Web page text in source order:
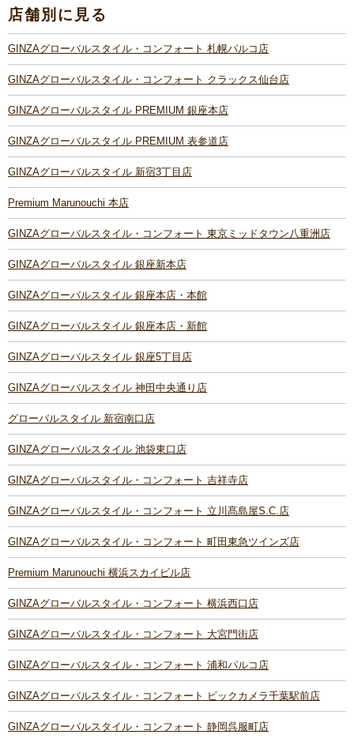
店舗別に見る
GINZAグローバルスタイル・コンフォート 札幌パルコ店
GINZAグローバルスタイル・コンフォート クラックス仙台店
GINZAグローバルスタイル PREMIUM 銀座本店
GINZAグローバルスタイル PREMIUM 表参道店
GINZAグローバルスタイル 新宿3丁目店
Premium Marunouchi 本店
GINZAグローバルスタイル・コンフォート 東京ミッドタウン八重洲店
GINZAグローバルスタイル 銀座新本店
GINZAグローバルスタイル 銀座本店・本館
GINZAグローバルスタイル 銀座本店・新館
GINZAグローバルスタイル 銀座5丁目店
GINZAグローバルスタイル 神田中央通り店
グローバルスタイル 新宿南口店
GINZAグローバルスタイル 池袋東口店
GINZAグローバルスタイル・コンフォート 吉祥寺店
GINZAグローバルスタイル・コンフォート 立川髙島屋S.C.店
GINZAグローバルスタイル・コンフォート 町田東急ツインズ店
Premium Marunouchi 横浜スカイビル店
GINZAグローバルスタイル・コンフォート 横浜西口店
GINZAグローバルスタイル・コンフォート 大宮門街店
GINZAグローバルスタイル・コンフォート 浦和パルコ店
GINZAグローバルスタイル・コンフォート ビックカメラ千葉駅前店
GINZAグローバルスタイル・コンフォート 静岡呉服町店